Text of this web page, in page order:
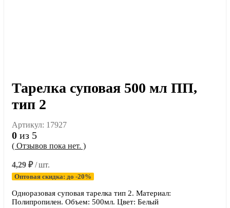
Тарелка суповая 500 мл ПП,
тип 2
Артикул: 17927
0 из 5
( Отзывов пока нет. )
4,29 ₽ / шт.
Оптовая скидка: до -20%
Одноразовая суповая тарелка тип 2. Материал:
Полипропилен. Объем: 500мл. Цвет: Белый